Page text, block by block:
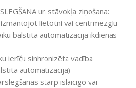
un stāvokļa ziņošana:
lietotni vai centrmezglu
balstīta automatizācija ikdienas
ierīču sinhronizēta vadība
automatizācija)
starp īslaicīgo vai